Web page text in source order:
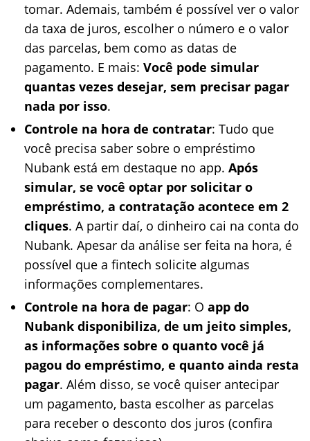
tomar. Ademais, também é possível ver o valor
da taxa de juros, escolher o número e o valor
das parcelas, bem como as datas de
pagamento. E mais: Você pode simular
quantas vezes desejar, sem precisar pagar
nada por isso.
Controle na hora de contratar: Tudo que
você precisa saber sobre o empréstimo
Nubank está em destaque no app. Após
simular, se você optar por solicitar o
empréstimo, a contratação acontece em 2
cliques. A partir daí, o dinheiro cai na conta do
Nubank. Apesar da análise ser feita na hora, é
possível que a fintech solicite algumas
informações complementares.
Controle na hora de pagar: O app do
Nubank disponibiliza, de um jeito simples,
as informações sobre o quanto você já
pagou do empréstimo, e quanto ainda resta
pagar. Além disso, se você quiser antecipar
um pagamento, basta escolher as parcelas
para receber o desconto dos juros (confira